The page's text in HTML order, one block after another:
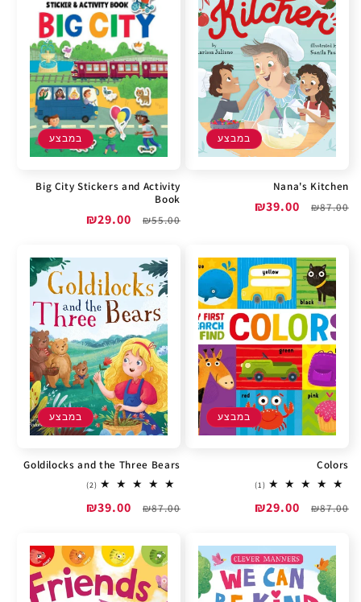
במבצע
Nana's Kitchen
מחיר
₪87.00
מחיר
₪39.00
במבצע
Big City Stickers and Activity
Book
מחיר
₪55.00
מחיר
₪29.00
במבצע
Colors
(1)
1
reviews
מחיר
₪87.00
מחיר
₪29.00
במבצע
Goldilocks and the Three Bears
(2)
2
reviews
מחיר
₪87.00
מחיר
₪39.00